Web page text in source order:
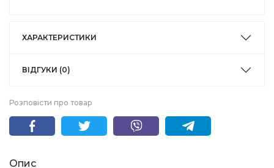
ХАРАКТЕРИСТИКИ
ВІДГУКИ (0)
Розповісти про товар
Опис